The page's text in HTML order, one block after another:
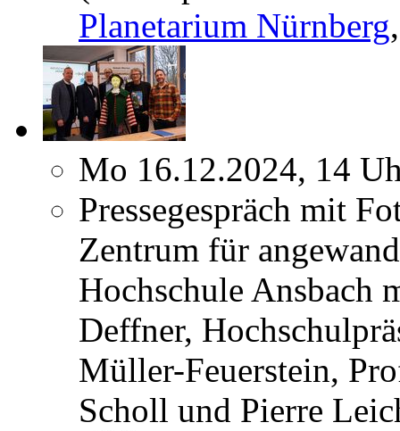
Planetarium Nürnberg
Mo 16.12.2024, 14
Pressegespräch mit
Zentrum für
Hochschule Ansbach
Deffner,
Müller-Feuerstein,
Scholl und Pierre